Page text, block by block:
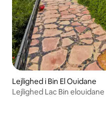
Lejlighed i Bin El Ouidane
Lejlighed Lac Bin elouidane